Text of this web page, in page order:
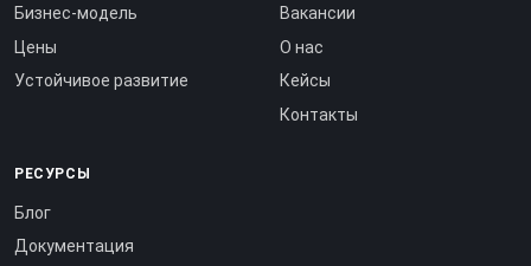
Бизнес-модель
Цены
Устойчивое развитие
Вакансии
О нас
Кейсы
Контакты
РЕСУРСЫ
Блог
Документация